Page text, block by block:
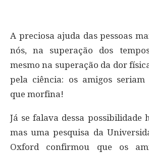
A preciosa ajuda das pessoas
nós, na superação dos
mesmo na superação da dor
pela ciência: os amigos seriam
que morfina!
Já se falava dessa possibilidade
mas uma pesquisa da
Oxford confirmou que os